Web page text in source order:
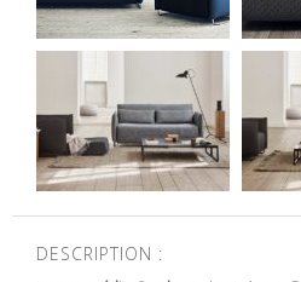
DESCRIPTION :